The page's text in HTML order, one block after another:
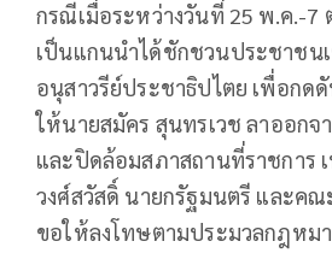
กรณีเมื่อระหว่างวันที่ 25 พ.ค.-7
เป็นแกนนำได้ชักชวนประชาชน
อนุสาวรีย์ประชาธิปไตย เพื่อกด
ให้นายสมัคร สุนทรเวช ลาออกจ
และปิดล้อมสภาสถานที่ราชการ
วงศ์สวัสดิ์ นายกรัฐมนตรี และคณ
ขอให้ลงโทษตามประมวลกฎหม